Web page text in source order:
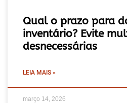
Qual o prazo para
inventário? Evite
desnecessárias
LEIA MAIS »
março 14, 2026